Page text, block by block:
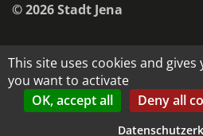
© 2026 Stadt Jena
This site uses cookies and
you want to activate
OK, accept all
Deny all